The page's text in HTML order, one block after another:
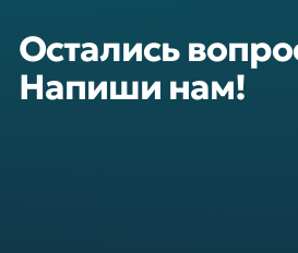
Остались
Напиши нам!